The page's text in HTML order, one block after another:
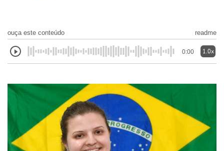
ouça este conteúdo readme
0:00 1.0x